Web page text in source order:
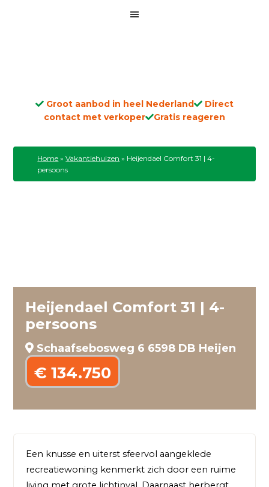
Groot aanbod in heel Nederland
Direct
contact met verkoper
Gratis reageren
Home »Vakantiehuizen » Heijendael Comfort 31 | 4-
persoons
Heijendael Comfort 31 | 4-
persoons
Schaafsebosweg 6 6598 DB Heijen
€ 134.750
Een knusse en uiterst sfeervol aangeklede
recreatiewoning kenmerkt zich door een ruime